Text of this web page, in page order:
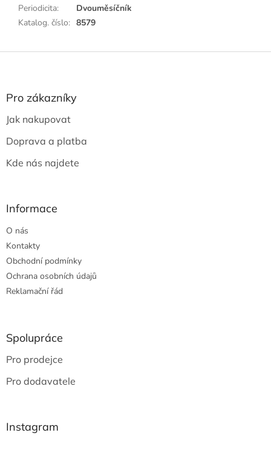
Periodicita:
Dvouměsíčník
Katalog. číslo: 8579
Z
Pro zákazníky
Jak nakupovat
Doprava a platba
Kde nás najdete
Informace
O nás
Kontakty
Obchodní podmínky
Ochrana osobních údajů
Reklamační řád
Spolupráce
Pro prodejce
Pro dodavatele
Instagram